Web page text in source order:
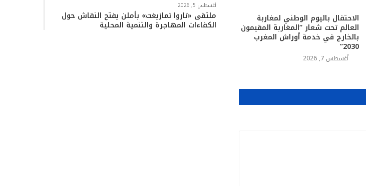
الاحتفال باليوم الوطني لمغاربة
العالم تحت شعار “المغاربة المقيمون
بالخارج في خدمة أوراش المغرب
2030”
أغسطس 7, 2026
أغسطس 5, 2026
ملتقى «تاروا تمازيغت» بأملن يفتح النقاش حول
الكفاءات المهاجرة والتنمية المحلية